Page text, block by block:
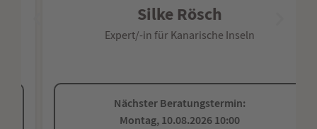
Silke Rösch
Expert/-in für Kanarische Inseln
Nächster Beratungstermin:
Montag, 10.08.2026 10:00